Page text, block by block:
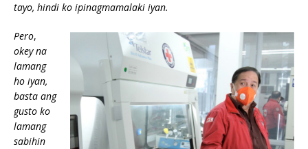
tayo, hindi ko ipinagmamalaki iyan.
Pero,
okey na
lamang
ho iyan,
basta ang
gusto ko
lamang
sabihin